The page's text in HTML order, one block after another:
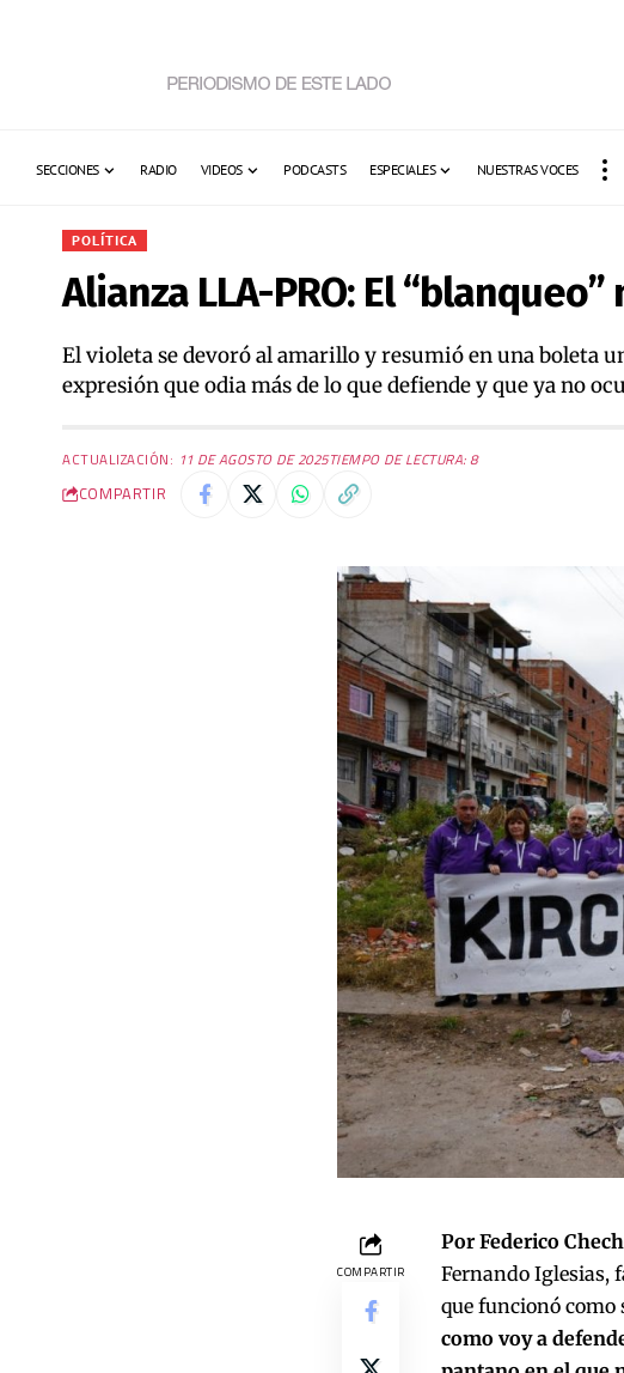
SECCIONES RADIO VIDEOS PODCASTS ESPECIALES NUESTRAS VOCES
POLÍTICA
Alianza LLA-PRO: El
El violeta se devoró al amarillo y resumió en una boleta
expresión que odia más de lo que defiende y que ya no
ACTUALIZACIÓN: 11 DE AGOSTO DE 2025TIEMPO DE LECTURA: 8
COMPARTIR
COMPARTIR
Por Federico
Fernando Iglesias,
que funcionó
como voy a